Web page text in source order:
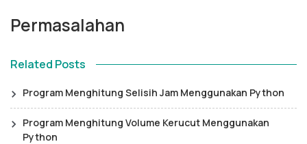
Permasalahan
Related Posts
Program Menghitung Selisih Jam Menggunakan Python
Program Menghitung Volume Kerucut Menggunakan
Python